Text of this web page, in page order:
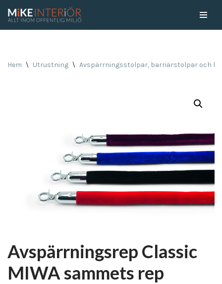
Hem \ Utrustning \ Avspärrningsstolpar, barriärstolpar och
Avspärrningsrep Classic
MIWA sammets rep